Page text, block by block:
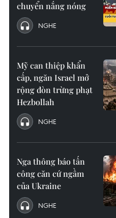
chuyển nắng nóng
NGHE
Mỹ can thiệp khẩn
cấp, ngăn Israel mở
rộng đòn trừng phạt
Hezbollah
NGHE
Nga thông báo tấn
công căn cứ ngầm
của Ukraine
NGHE